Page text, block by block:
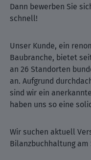
Dann bewerben Sie
schnell!
Unser Kunde, ein
Baubranche, bietet
an 26 Standorten
an. Aufgrund
sind wir ein
haben uns so eine
Wir suchen aktuell
Bilanzbuchhaltung